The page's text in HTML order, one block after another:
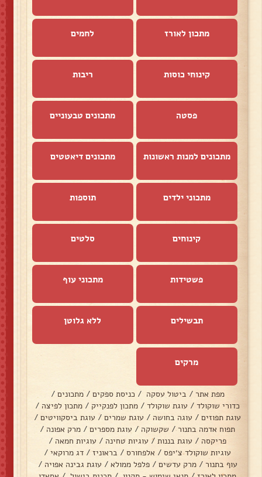
מתכון לאורז לחמים
קינוחי כוסות ריבות
פסטה מתכונים טבעוניים
מתכונים למנות ראשונות מתכונים דיאטטים
מתכוני ילדים תוספות
קינוחים סלטים
פשטידות מתכוני עוף
תבשילים ללא גלוטן
מרקים
מפת אתר / ביטול עסקה / כניסת ספקים / מתכונים /
כדורי שוקולד / עוגת שוקולד / מתכון לפנקייק / מתכון לפיצה /
עוגת תפוזים / עוגה בחושה / עוגת שמרים / עוגת ביסקוויטים /
תפוח אדמה בתנור/ שקשוקה / עוגת מספרים / מרק אפונה /
פריקסה / עוגת בננות / עוגיות טחינה / עוגיות חמאה /
עוגיות שוקולד צ׳יפס / אלפחורס / בראוניז / דג מרוקאי /
עוף בתנור / מרק עדשים / פלפל ממולא / עוגת גבינה אפויה /